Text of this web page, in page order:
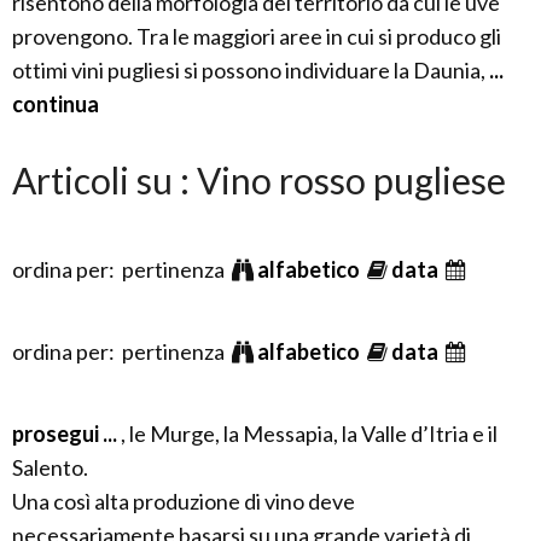
provengono. Tra le maggiori aree in cui si produco gli
ottimi vini pugliesi si possono individuare la Daunia, ...
continua
Articoli su : Vino rosso pugliese
ordina per: pertinenza alfabetico data
ordina per: pertinenza alfabetico data
prosegui ..., le Murge, la Messapia, la Valle d’Itria e il
Salento.
Una così alta produzione di vino deve
necessariamente basarsi su una grande varietà di